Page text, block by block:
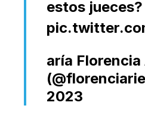
estos jueces?
aría
2023